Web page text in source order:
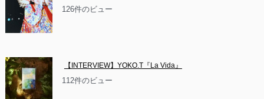
126件のビュー
【INTERVIEW】YOKO.T『La Vida』
112件のビュー